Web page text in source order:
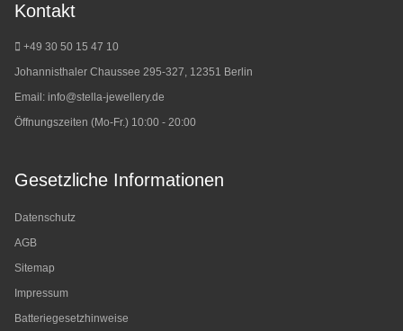
Kontakt
+49 30 50 15 47 10
Johannisthaler Chaussee 295-327, 12351 Berlin
Email: info@stella-jewellery.de
Öffnungszeiten (Mo-Fr.) 10:00 - 20:00
Gesetzliche Informationen
Datenschutz
AGB
Sitemap
Impressum
Batteriegesetzhinweise